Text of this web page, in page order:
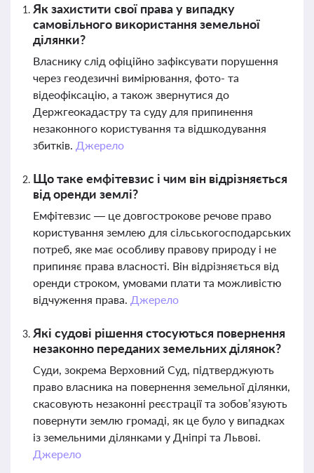
Як захистити свої права у випадку
самовільного використання земельної
ділянки?
Власнику слід офіційно зафіксувати порушення
через геодезичні вимірювання, фото- та
відеофіксацію, а також звернутися до
Держгеокадастру та суду для припинення
незаконного користування та відшкодування
збитків. Джерело
Що таке емфітевзис і чим він відрізняється
від оренди землі?
Емфітевзис — це довгострокове речове право
користування землею для сільськогосподарських
потреб, яке має особливу правову природу і не
припиняє права власності. Він відрізняється від
оренди строком, умовами плати та можливістю
відчуження права. Джерело
Які судові рішення стосуються повернення
незаконно переданих земельних ділянок?
Суди, зокрема Верховний Суд, підтверджують
право власника на повернення земельної ділянки,
скасовують незаконні реєстрації та зобов’язують
повернути землю громаді, як це було у випадках
із земельними ділянками у Дніпрі та Львові.
Джерело